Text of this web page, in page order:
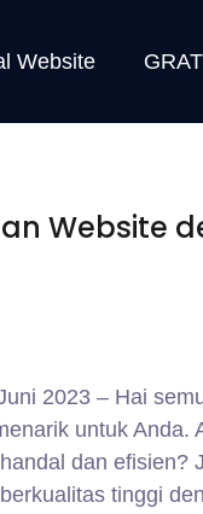
Website
Website
2023 – Hai
untuk Anda.
dan efisien?
tinggi